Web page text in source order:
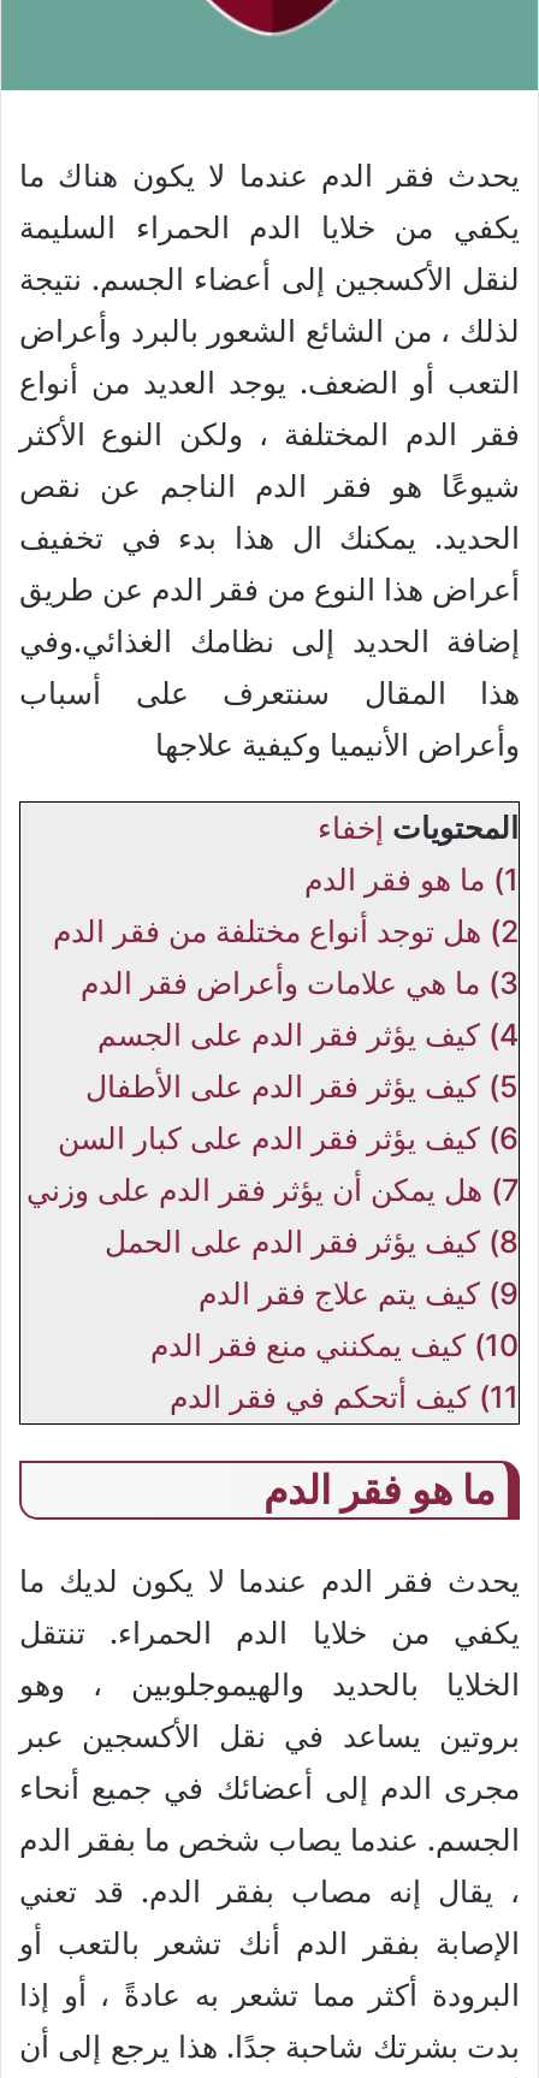
يحدث فقر الدم عندما لا يكون هناك ما
يكفي من خلايا الدم الحمراء السليمة
لنقل الأكسجين إلى أعضاء الجسم. نتيجة
لذلك ، من الشائع الشعور بالبرد وأعراض
التعب أو الضعف. يوجد العديد من أنواع
فقر الدم المختلفة ، ولكن النوع الأكثر
شيوعًا هو فقر الدم الناجم عن نقص
الحديد. يمكنك ال هذا بدء في تخفيف
أعراض هذا النوع من فقر الدم عن طريق
إضافة الحديد إلى نظامك الغذائي.وفي
هذا المقال سنتعرف على أسباب
وأعراض الأنيميا وكيفية علاجها
المحتويات إخفاء
1) ما هو فقر الدم
2) هل توجد أنواع مختلفة من فقر الدم
3) ما هي علامات وأعراض فقر الدم
4) كيف يؤثر فقر الدم على الجسم
5) كيف يؤثر فقر الدم على الأطفال
6) كيف يؤثر فقر الدم على كبار السن
7) هل يمكن أن يؤثر فقر الدم على وزني
8) كيف يؤثر فقر الدم على الحمل
9) كيف يتم علاج فقر الدم
10) كيف يمكنني منع فقر الدم
11) كيف أتحكم في فقر الدم
ما هو فقر الدم
يحدث فقر الدم عندما لا يكون لديك ما
يكفي من خلايا الدم الحمراء. تنتقل
الخلايا بالحديد والهيموجلوبين ، وهو
بروتين يساعد في نقل الأكسجين عبر
مجرى الدم إلى أعضائك في جميع أنحاء
الجسم. عندما يصاب شخص ما بفقر الدم
، يقال إنه مصاب بفقر الدم. قد تعني
الإصابة بفقر الدم أنك تشعر بالتعب أو
البرودة أكثر مما تشعر به عادةً ، أو إذا
بدت بشرتك شاحبة جدًا. هذا يرجع إلى أن